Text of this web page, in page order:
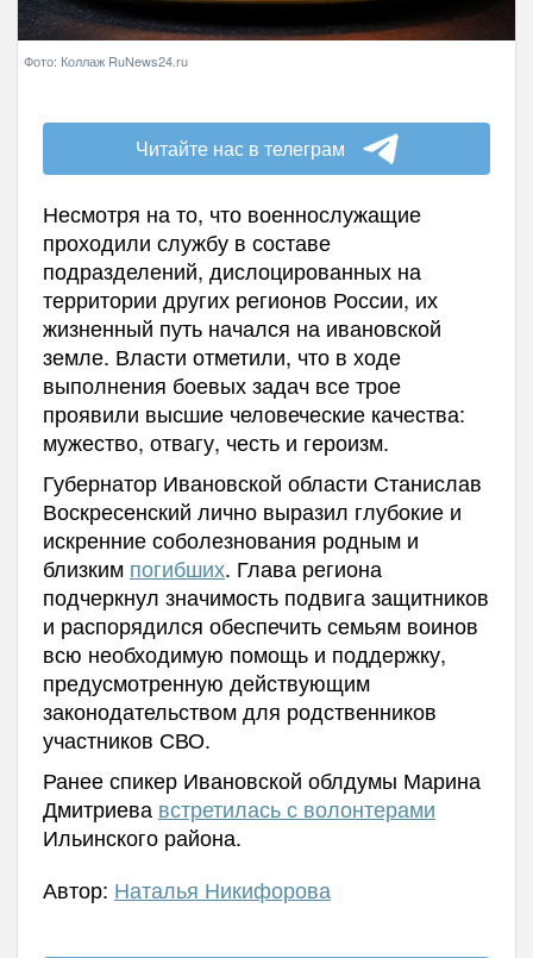
Фото: Коллаж RuNews24.ru
Читайте нас в телеграм
Несмотря на то, что военнослужащие
проходили службу в составе
подразделений, дислоцированных на
территории других регионов России, их
жизненный путь начался на ивановской
земле. Власти отметили, что в ходе
выполнения боевых задач все трое
проявили высшие человеческие качества:
мужество, отвагу, честь и героизм.
Губернатор Ивановской области Станислав
Воскресенский лично выразил глубокие и
искренние соболезнования родным и
близким погибших. Глава региона
подчеркнул значимость подвига защитников
и распорядился обеспечить семьям воинов
всю необходимую помощь и поддержку,
предусмотренную действующим
законодательством для родственников
участников СВО.
Ранее спикер Ивановской облдумы Марина
Дмитриева встретилась с волонтерами
Ильинского района.
Автор: Наталья Никифорова